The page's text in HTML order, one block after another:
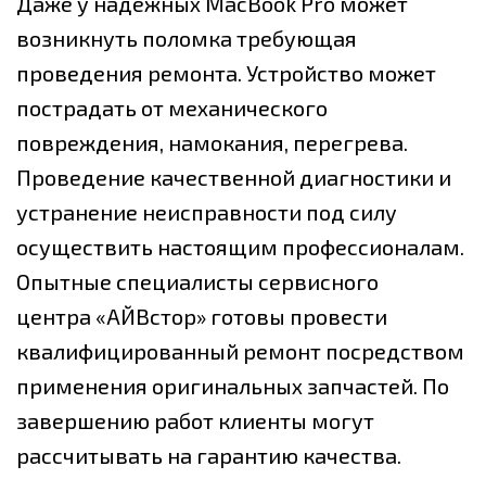
возникнуть поломка требующая
проведения ремонта. Устройство может
пострадать от механического
повреждения, намокания, перегрева.
Проведение качественной диагностики и
устранение неисправности под силу
осуществить настоящим профессионалам.
Опытные специалисты сервисного
центра «АЙВстор» готовы провести
квалифицированный ремонт посредством
применения оригинальных запчастей. По
завершению работ клиенты могут
рассчитывать на гарантию качества.